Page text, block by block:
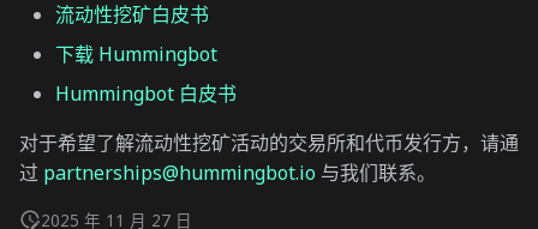
流动性挖矿白皮书
下载 Hummingbot
Hummingbot 白皮书
对于希望了解流动性挖矿活动的交易所和代币发行方，请通
过 partnerships@hummingbot.io 与我们联系。
2025 年 11 月 27 日